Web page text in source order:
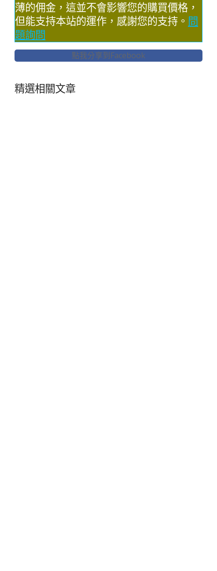
薄的佣金，這並不會影響您的購買價格，
但能支持本站的運作，感謝您的支持。 問
題詢問
點我分享到Facebook
精選相關文章